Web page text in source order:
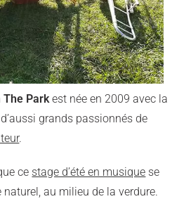
The Parkest née en 2009 avec la
grands passionnés de
.
ce stage d’été en musique se
au milieu de la verdure.